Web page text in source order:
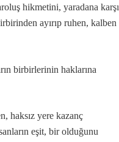
hikmetini, yaradana karşı
ayırıp ruhen, kalben
birbirlerinin haklarına
haksız yere kazanç
eşit, bir olduğunu